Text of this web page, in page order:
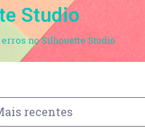
Studio
no Silhouette Studio
recentes